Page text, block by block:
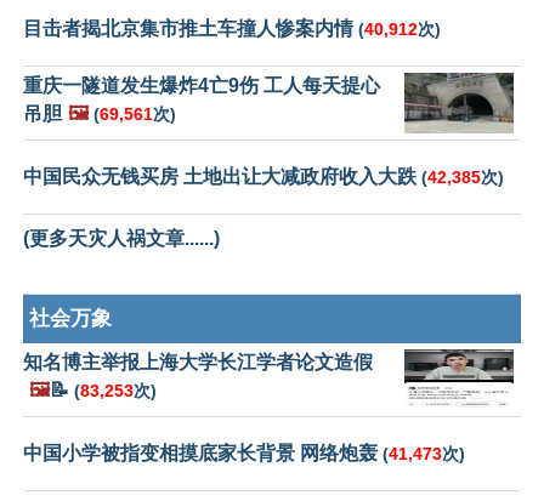
目击者揭北京集市推土车撞人惨案内情(40,912次)
重庆一隧道发生爆炸4亡9伤 工人每天提心
吊胆 🖼️ (69,561次)
中国民众无钱买房 土地出让大减政府收入大跌 (42,385次)
(更多天灾人祸文章......)
社会万象
知名博主举报上海大学长江学者论文造假
🖼️📝 (83,253次)
中国小学被指变相摸底家长背景 网络炮轰 (41,473次)